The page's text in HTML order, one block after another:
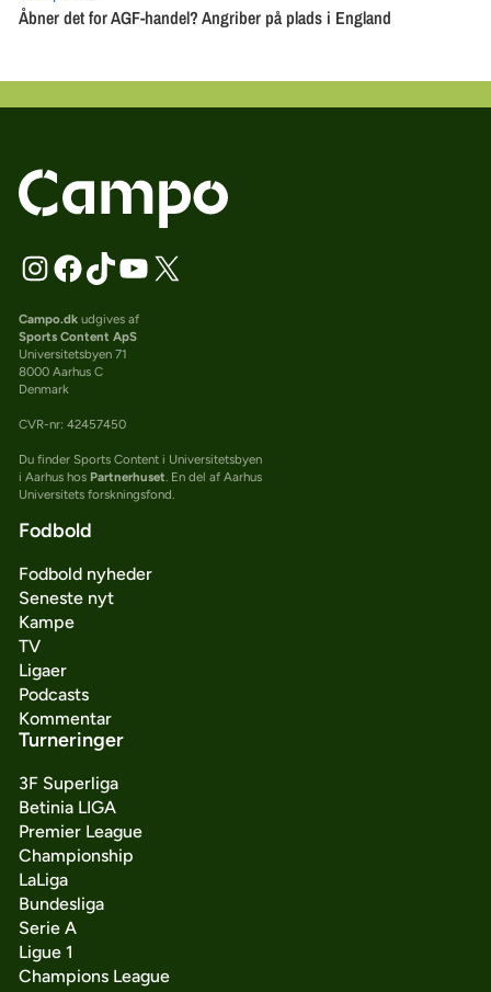
Campo.dkudgives af
Sports Content ApS
Universitetsbyen 71
8000 Aarhus C
Denmark
CVR-nr: 42457450
Du finder Sports Content i Universitetsbyen
i Aarhus hos Partnerhuset . En del af Aarhus
Universitets forskningsfond.
Fodbold
Fodbold nyheder
Seneste nyt
Kampe
TV
Ligaer
Podcasts
Kommentar
Turneringer
3F Superliga
Betinia LIGA
Premier League
Championship
LaLiga
Bundesliga
Serie A
Ligue 1
Champions League